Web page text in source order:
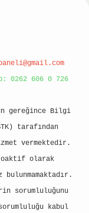
0262 606 0 726
gereğince Bilgi
tarafından
vermektedir.
olarak
bulunmamaktadır.
sorumluluğunu
kabul